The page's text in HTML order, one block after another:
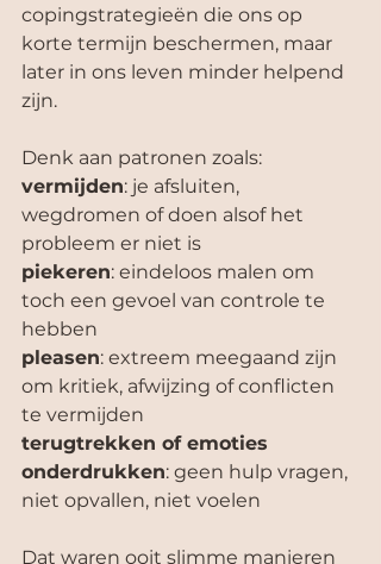
copingstrategieën die ons op
korte termijn beschermen, maar
later in ons leven minder helpend
zijn.
Denk aan patronen zoals:
vermijden: je afsluiten,
wegdromen of doen alsof het
probleem er niet is
piekeren: eindeloos malen om
toch een gevoel van controle te
hebben
pleasen: extreem meegaand zijn
om kritiek, afwijzing of conflicten
te vermijden
terugtrekken of emoties
onderdrukken: geen hulp vragen,
niet opvallen, niet voelen
Dat waren ooit slimme manieren